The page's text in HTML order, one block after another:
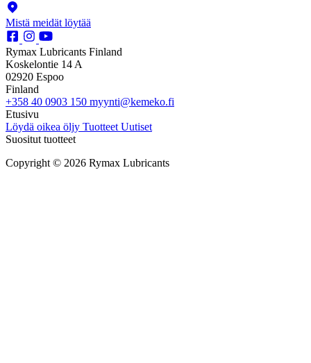
Mistä meidät löytää
Rymax Lubricants Finland
Koskelontie 14 A
02920 Espoo
Finland
+358 40 0903 150 myynti@kemeko.fi
Etusivu
Löydä oikea öljy Tuotteet Uutiset
Suositut tuotteet
Copyright © 2026 Rymax Lubricants